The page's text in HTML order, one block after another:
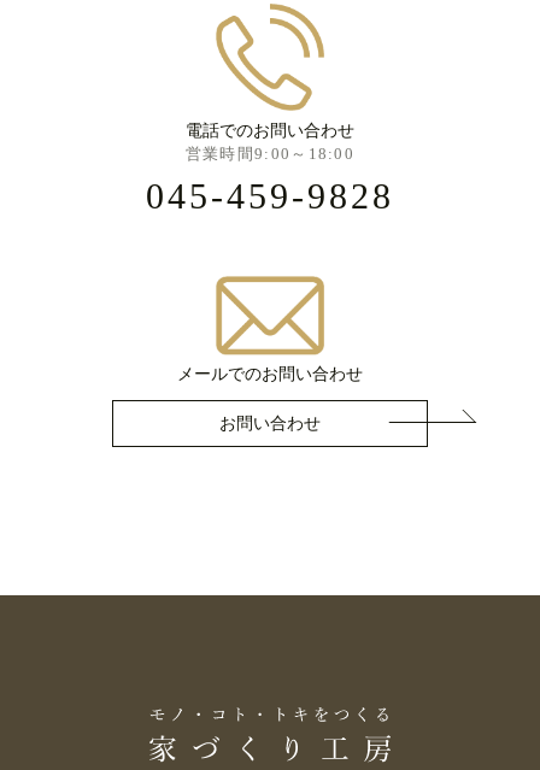
電話でのお問い合わせ
営業時間9:00～18:00
045-459-9828
メールでのお問い合わせ
お問い合わせ